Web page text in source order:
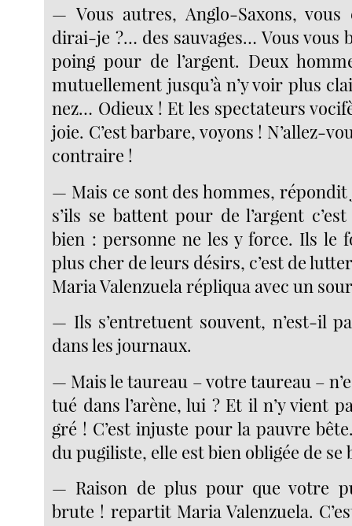
— Vous autres, Anglo-Saxons,
dirai-je ?… des sauvages… Vous vous
poing pour de l’argent. Deux
mutuellement jusqu’à n’y voir plus
nez… Odieux ! Et les spectateurs
joie. C’est barbare, voyons ! N’allez-
contraire !
— Mais ce sont des hommes, répondit
s’ils se battent pour de l’argent
bien : personne ne les y force. Ils le
plus cher de leurs désirs, c’est de
Maria Valenzuela répliqua avec un
— Ils s’entretuent souvent, n’est-il
dans les journaux.
— Mais le taureau – votre taureau –
tué dans l’arène, lui ? Et il n’y vient
gré ! C’est injuste pour la pauvre
du pugiliste, elle est bien obligée de se
— Raison de plus pour que votre
brute ! repartit Maria Valenzuela.